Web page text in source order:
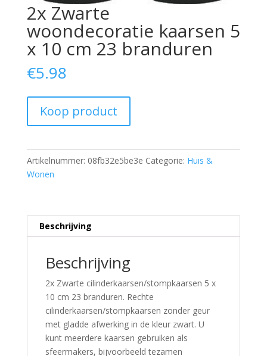
2x Zwarte
woondecoratie kaarsen 5
x 10 cm 23 branduren
€5.98
Koop product
Artikelnummer: 08fb32e5be3e Categorie: Huis &
Wonen
Beschrijving
Beschrijving
2x Zwarte cilinderkaarsen/stompkaarsen 5 x
10 cm 23 branduren. Rechte
cilinderkaarsen/stompkaarsen zonder geur
met gladde afwerking in de kleur zwart. U
kunt meerdere kaarsen gebruiken als
sfeermakers, bijvoorbeeld tezamen